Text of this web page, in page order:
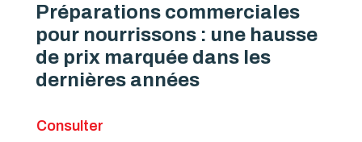
Préparations commerciales
pour nourrissons : une hausse
de prix marquée dans les
dernières années
Consulter